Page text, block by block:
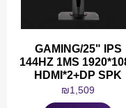
GAMING/25" IPS
144HZ 1MS
HDMI*2+DP SPK
₪1,509